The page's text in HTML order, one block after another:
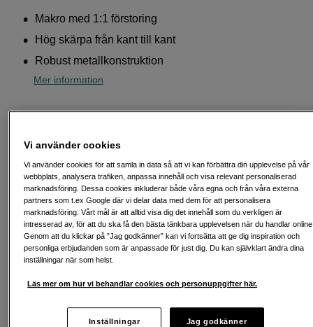
Makro med 1:1 förstoring
Hög skärpa från kant till kant
Robust metallkonstruktion
Mer information
Lägg i kundvagn
Delbetala från 767 SEK/mån via
Exempel: 48 mån, 767 SEK/mån, totalt 37 395 SEK, effektiv ränta 10,45 %
Startavgift 579 SEK, aviavgift 45 SEK/mån tillkommer
Att låna kostar pengar!
Om du inte kan betala tillbaka skulden i tid
riskerar du en betalningsanmärkning. Det kan leda till svårigheter att få hyra
och skuldrådgivningen i din kommun. Kontaktuppgifter finns på
konsumentverket.se (öppnas i ny flik)
Vi använder cookies
Vi använder cookies för att samla in data så att vi kan förbättra din upplevelse på vår
webbplats, analysera trafiken, anpassa innehåll och visa relevant personaliserad
marknadsföring. Dessa cookies inkluderar både våra egna och från våra externa
partners som t.ex Google där vi delar data med dem för att personalisera
marknadsföring. Vårt mål är att alltid visa dig det innehåll som du verkligen är
intresserad av, för att du ska få den bästa tänkbara upplevelsen när du handlar
Genom att du klickar på ”Jag godkänner” kan vi fortsätta att ge dig inspiration och
personliga erbjudanden som är anpassade för just dig. Du kan självklart ändra dina
inställningar när som helst.
Läs mer om hur vi behandlar cookies och personuppgifter här.
Inställningar Jag godkänner